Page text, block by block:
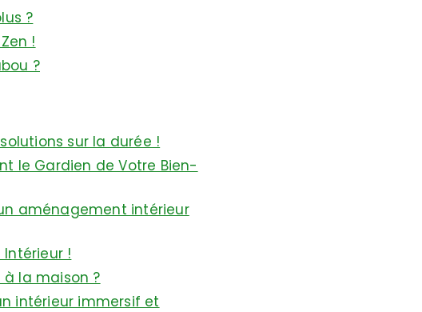
?
!
?
sur la durée !
le Gardien de Votre Bien-
aménagement intérieur
Intérieur !
la maison ?
intérieur immersif et